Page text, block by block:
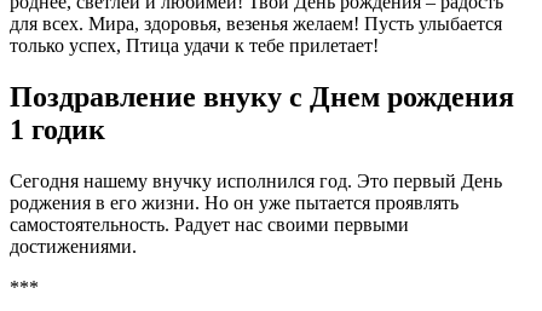
для всех. Мира, здоровья, везенья желаем! Пусть улыбается
только успех, Птица удачи к тебе прилетает!
Поздравление внуку с Днем рождения
1 годик
Сегодня нашему внучку исполнился год. Это первый День
роджения в его жизни. Но он уже пытается проявлять
самостоятельность. Радует нас своими первыми
достижениями.
***